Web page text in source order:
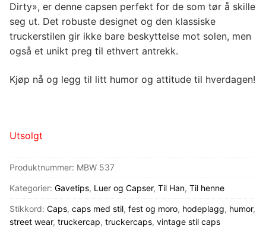
Dirty», er denne capsen perfekt for de som tør å skille
seg ut. Det robuste designet og den klassiske
truckerstilen gir ikke bare beskyttelse mot solen, men
også et unikt preg til ethvert antrekk.
Kjøp nå og legg til litt humor og attitude til hverdagen!
Utsolgt
Produktnummer: MBW 537
Kategorier: Gavetips, Luer og Capser, Til Han, Til henne
Stikkord: Caps, caps med stil, fest og moro, hodeplagg, humor,
street wear, truckercap, truckercaps, vintage stil caps